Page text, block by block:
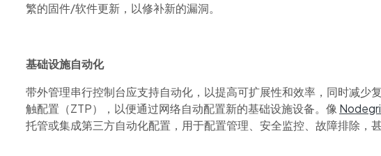
繁的固件/软件更新，以修补新的漏洞。
基础设施自动化
带外管理串行控制台应支持自动化，以提高可扩展性和效率，同时减少
触配置（ZTP），以便通过网络自动配置新的基础设施设备。像
托管或集成第三方自动化配置，用于配置管理、安全监控、故障排除，